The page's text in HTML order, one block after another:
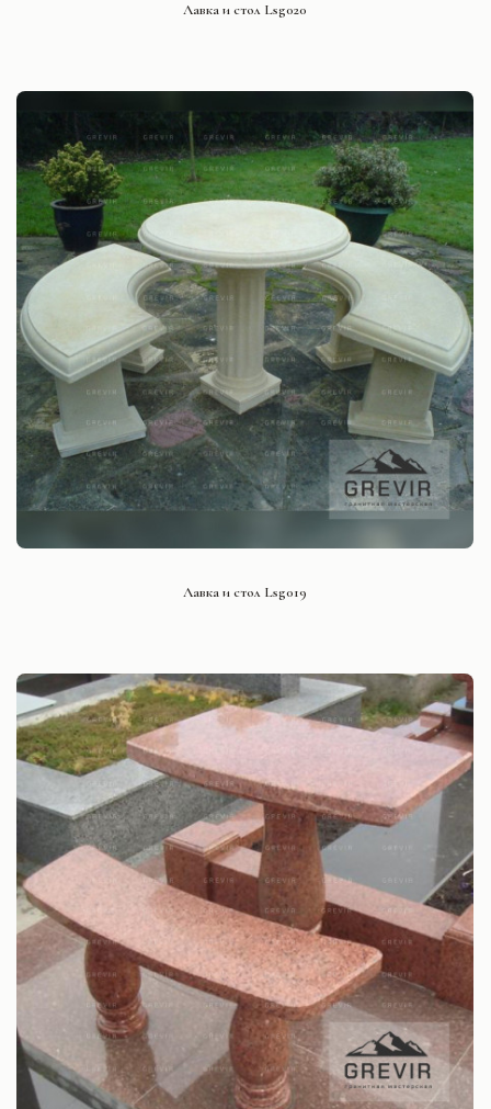
Лавка и стол Lsg020
Лавка и стол Lsg019